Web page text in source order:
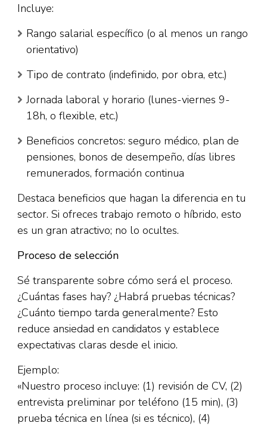
Incluye:​
Rango salarial específico (o al menos un rango
orientativo)
Tipo de contrato (indefinido, por obra, etc.)
Jornada laboral y horario (lunes-viernes 9-
18h, o flexible, etc.)
Beneficios concretos: seguro médico, plan de
pensiones, bonos de desempeño, días libres
remunerados, formación continua
Destaca beneficios que hagan la diferencia en tu
sector. Si ofreces trabajo remoto o híbrido, esto
es un gran atractivo; no lo ocultes.​
Proceso de selección
Sé transparente sobre cómo será el proceso.
¿Cuántas fases hay? ¿Habrá pruebas técnicas?
¿Cuánto tiempo tarda generalmente? Esto
reduce ansiedad en candidatos y establece
expectativas claras desde el inicio.​
Ejemplo:
«Nuestro proceso incluye: (1) revisión de CV, (2)
entrevista preliminar por teléfono (15 min), (3)
prueba técnica en línea (si es técnico), (4)